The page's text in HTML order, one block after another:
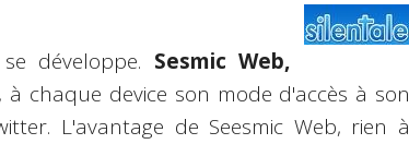
se développe. Sesmic Web,
à chaque device son mode d'accès à son
L'avantage de Seesmic Web, rien à